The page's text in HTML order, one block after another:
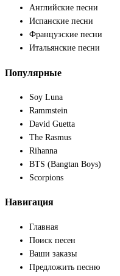
Английские песни
Испанские песни
Французские песни
Итальянские песни
Популярные
Soy Luna
Rammstein
David Guetta
The Rasmus
Rihanna
BTS (Bangtan Boys)
Scorpions
Навигация
Главная
Поиск песен
Ваши заказы
Предложить песню